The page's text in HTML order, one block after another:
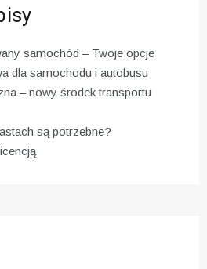
samochód – Twoje opcje
dla samochodu i autobusu
– nowy środek transportu
są potrzebne?